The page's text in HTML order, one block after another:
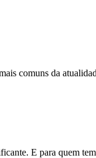
comuns da
E para quem